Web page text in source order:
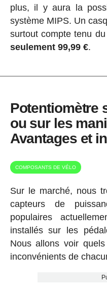
plus, il y aura la
système MIPS. Un
surtout compte tenu
seulement 99,99 €.
Potentiomètre
ou sur les
Avantages et
COMPOSANTS DE VÉLO
Sur le marché, nous
capteurs de
populaires
installés sur les
Nous allons voir
inconvénients de